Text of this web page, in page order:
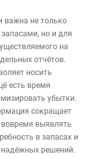
важна не только
но и для
на
отчётов.
носить
есть время
убытки.
сокращает
вовремя выявлять
в запасах и
надёжных решений.